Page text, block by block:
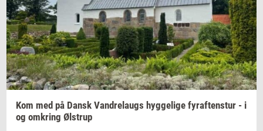
Kom med på Dansk Van­d­re­laugs hyg­ge­li­ge fyraf­tens­tur - i
og om­kring Øl­strup